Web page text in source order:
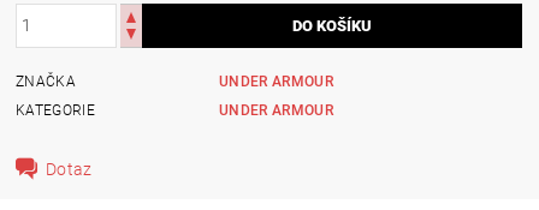
ZNAČKA
UNDER ARMOUR
KATEGORIE
UNDER ARMOUR
Dotaz